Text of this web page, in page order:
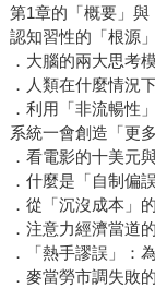
第1章的「概要」與
認知習性的「根源
．大腦的兩大思考
．人類在什麼情況
．利用「非流暢性
系統一會創造「更
．看電影的十美元
．什麼是「自制偏
．從「沉沒成本」
．注意力經濟當道
．「熱手謬誤」：
．麥當勞市調失敗